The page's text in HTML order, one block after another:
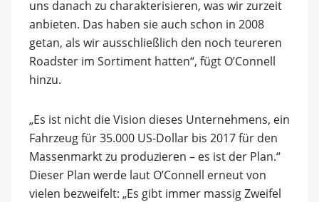
uns danach zu charakterisieren, was wir zurzeit
anbieten. Das haben sie auch schon in 2008
getan, als wir ausschließlich den noch teureren
Roadster im Sortiment hatten“, fügt O’Connell
hinzu.
„Es ist nicht die Vision dieses Unternehmens, ein
Fahrzeug für 35.000 US-Dollar bis 2017 für den
Massenmarkt zu produzieren – es ist der Plan.“
Dieser Plan werde laut O’Connell erneut von
vielen bezweifelt: „Es gibt immer massig Zweifel